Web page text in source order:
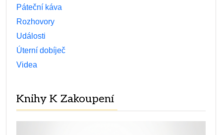
Páteční káva
Rozhovory
Události
Úterní dobíječ
Videa
Knihy K Zakoupení